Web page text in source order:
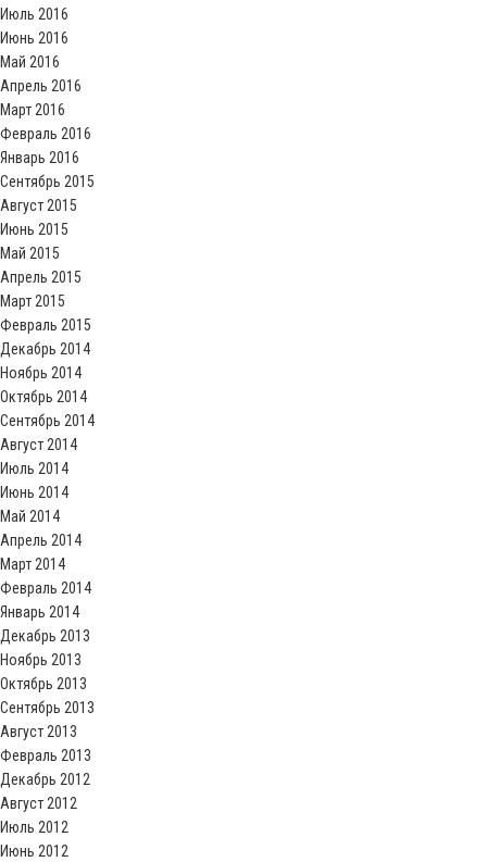
Июль 2016
Июнь 2016
Май 2016
Апрель 2016
Март 2016
Февраль 2016
Январь 2016
Сентябрь 2015
Август 2015
Июнь 2015
Май 2015
Апрель 2015
Март 2015
Февраль 2015
Декабрь 2014
Ноябрь 2014
Октябрь 2014
Сентябрь 2014
Август 2014
Июль 2014
Июнь 2014
Май 2014
Апрель 2014
Март 2014
Февраль 2014
Январь 2014
Декабрь 2013
Ноябрь 2013
Октябрь 2013
Сентябрь 2013
Август 2013
Февраль 2013
Декабрь 2012
Август 2012
Июль 2012
Июнь 2012